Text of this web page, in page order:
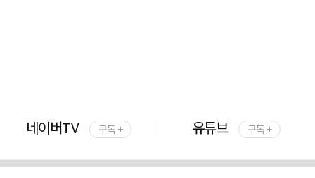
네이버TV 구독 + 유튜브 구독 +